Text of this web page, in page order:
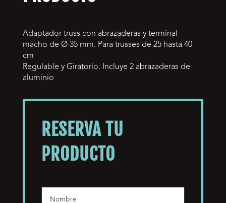
Adaptador truss con abrazaderas y terminal
macho de Ø 35 mm. Para trusses de 25 hasta 40
cm
Regulable y Giratorio. Incluye 2 abrazaderas de
aluminio
RESERVA TU
PRODUCTO